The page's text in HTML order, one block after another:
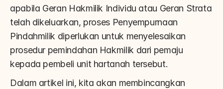
apabila Geran Hakmilik Individu atau Geran Strata
telah dikeluarkan, proses Penyempurnaan
Pindahmilik diperlukan untuk menyelesaikan
prosedur pemindahan Hakmilik dari pemaju
kepada pembeli unit hartanah tersebut.
Dalam artikel ini, kita akan membincangkan